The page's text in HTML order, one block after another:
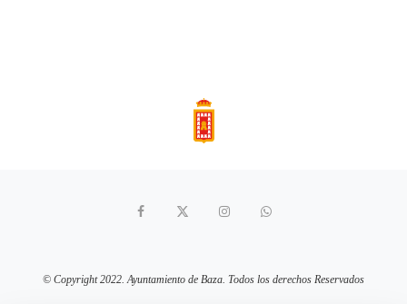
© Copyright 2022. Ayuntamiento de Baza. Todos los derechos Reservados